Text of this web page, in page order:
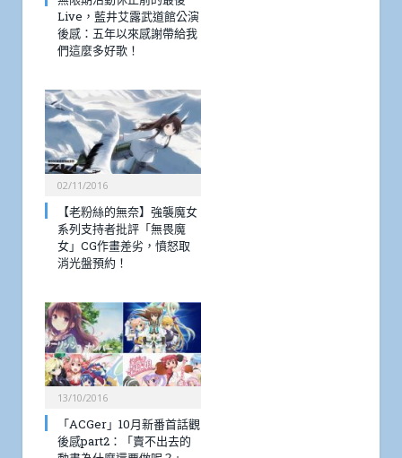
Live，藍井艾露武道館公演
後感：五年以來感謝帶給我
們這麼多好歌！
02/11/2016
【老粉絲的無奈】強襲魔女
系列支持者批評「無畏魔
女」CG作畫差劣，憤怒取
消光盤預約！
13/10/2016
「ACGer」10月新番首話觀
後感part2：「賣不出去的